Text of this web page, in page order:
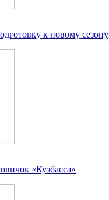
к новому сезону
«Кузбасса»